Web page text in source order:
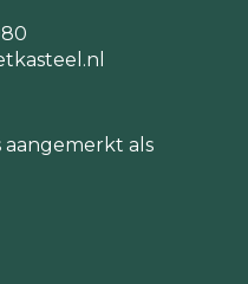
aangemerkt als